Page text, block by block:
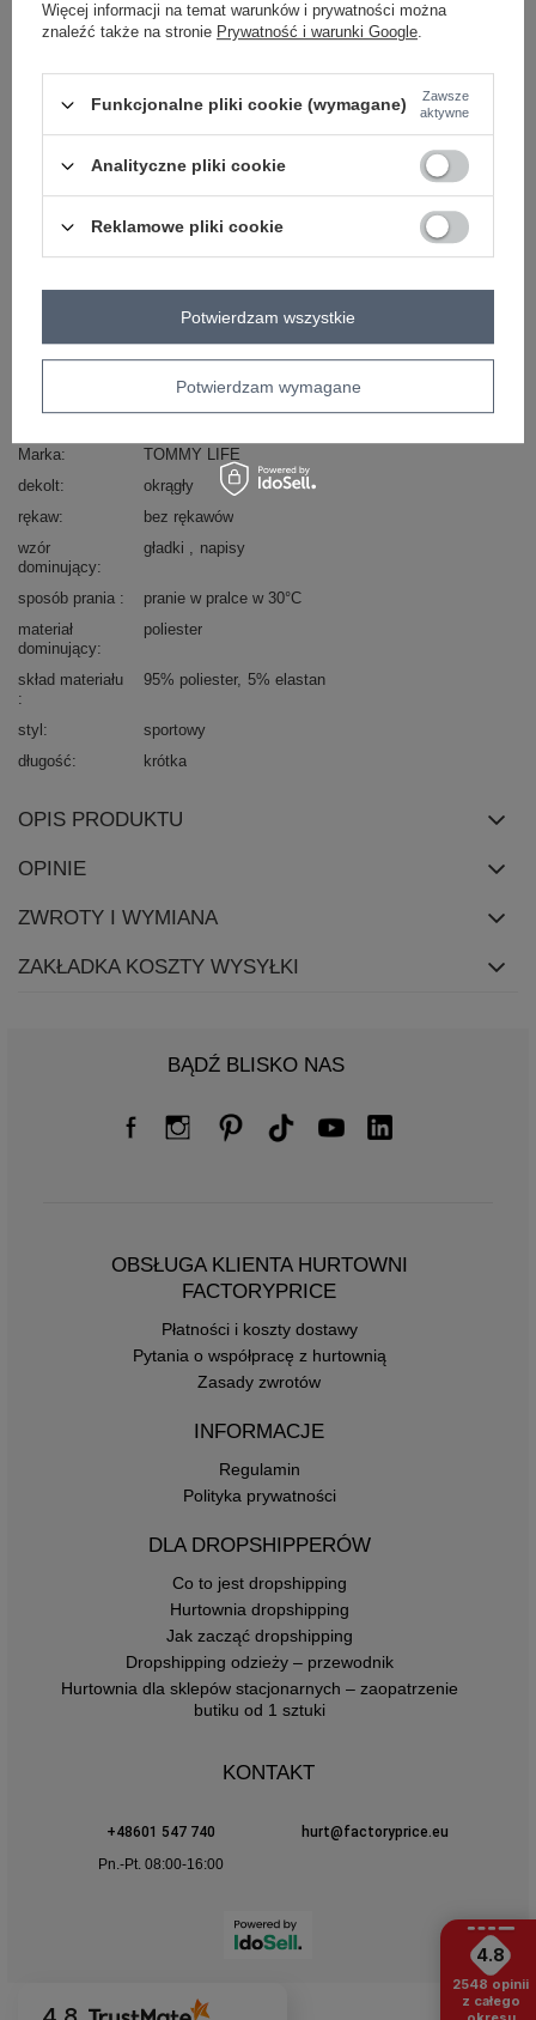
jasny niebieski
M 2016102271871 -
ZALOGUJ SIĘ I ZOBACZ CENĘ
Masz pytanie? Chętnie pomożemy.
Zadzwoń+48 601 547 740 Zadaj pytanie
Marka
TOMMY LIFE
dekolt
okrągły
rękaw
bez rękawów
wzór
dominujący
gładki napisy
sposób prania
pranie w pralce w 30°C
materiał
dominujący
poliester
skład materiału 95% poliester 5% elastan
styl
sportowy
długość
krótka
OPIS PRODUKTU
OPINIE
ZWROTY I WYMIANA
ZAKŁADKA KOSZTY WYSYŁKI
BĄDŹ BLISKO NAS
OBSŁUGA KLIENTA HURTOWNI
FACTORYPRICE
Płatności i koszty dostawy
Pytania o współpracę z hurtownią
Zasady zwrotów
INFORMACJE
Regulamin
Polityka prywatności
DLA DROPSHIPPERÓW
Co to jest dropshipping
Hurtownia dropshipping
Jak zacząć dropshipping
Dropshipping odzieży – przewodnik
Hurtownia dla sklepów stacjonarnych – zaopatrzenie
butiku od 1 sztuki
KONTAKT
+48601 547 740
hurt@factoryprice.eu
Pn.-Pt. 08:00-16:00
4.8
2548 opinii
z całego
Więcej informacji na temat warunków i prywatności można
znaleźć także na stronie Prywatność i warunki Google.
Funkcjonalne pliki cookie (wymagane)
Zawsze
aktywne
Analityczne pliki cookie
Reklamowe pliki cookie
Potwierdzam wymagane
Potwierdzam wszystkie